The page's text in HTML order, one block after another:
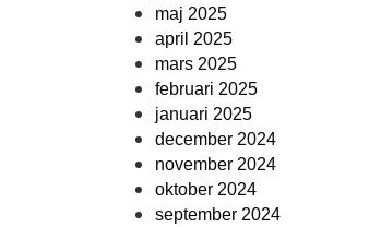
maj 2025
april 2025
mars 2025
februari 2025
januari 2025
december 2024
november 2024
oktober 2024
september 2024